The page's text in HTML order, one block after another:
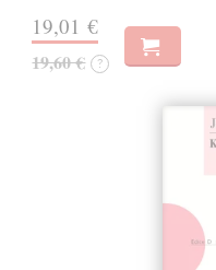
19,01 €
19,60 € ?